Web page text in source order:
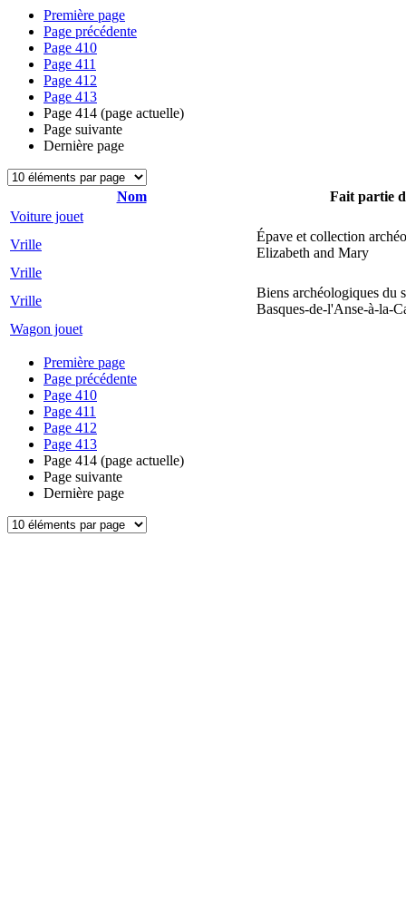
Première page
Page précédente
Page 410
Page 411
Page 412
Page 413
Page 414 (page actuelle)
Page suivante
Dernière page
Nom
Fait partie
Voiture jouet
Vrille
Épave et collection
Elizabeth and Mary
Vrille
Vrille
Biens archéologiques du
Basques-de-l'Anse-à-la-
Wagon jouet
Première page
Page précédente
Page 410
Page 411
Page 412
Page 413
Page 414 (page actuelle)
Page suivante
Dernière page